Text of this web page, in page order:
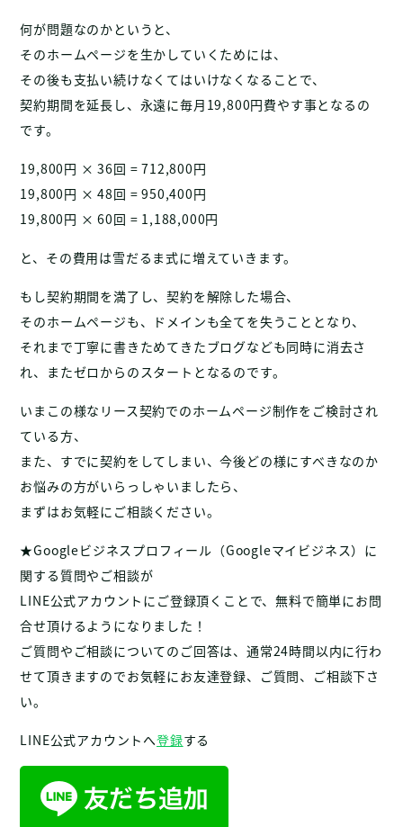
何が問題なのかというと、
そのホームページを生かしていくためには、
その後も支払い続けなくてはいけなくなることで、
契約期間を延長し、永遠に毎月19,800円費やす事となるの
です。
19,800円 × 36回 = 712,800円
19,800円 × 48回 = 950,400円
19,800円 × 60回 = 1,188,000円
と、その費用は雪だるま式に増えていきます。
もし契約期間を満了し、契約を解除した場合、
そのホームページも、ドメインも全てを失うこととなり、
それまで丁寧に書きためてきたブログなども同時に消去さ
れ、またゼロからのスタートとなるのです。
いまこの様なリース契約でのホームページ制作をご検討され
ている方、
また、すでに契約をしてしまい、今後どの様にすべきなのか
お悩みの方がいらっしゃいましたら、
まずはお気軽にご相談ください。
★Googleビジネスプロフィール（Googleマイビジネス）に
関する質問やご相談が
LINE公式アカウントにご登録頂くことで、無料で簡単にお問
合せ頂けるようになりました！
ご質問やご相談についてのご回答は、通常24時間以内に行わ
せて頂きますのでお気軽にお友達登録、ご質問、ご相談下さ
い。
LINE公式アカウントへ登録する